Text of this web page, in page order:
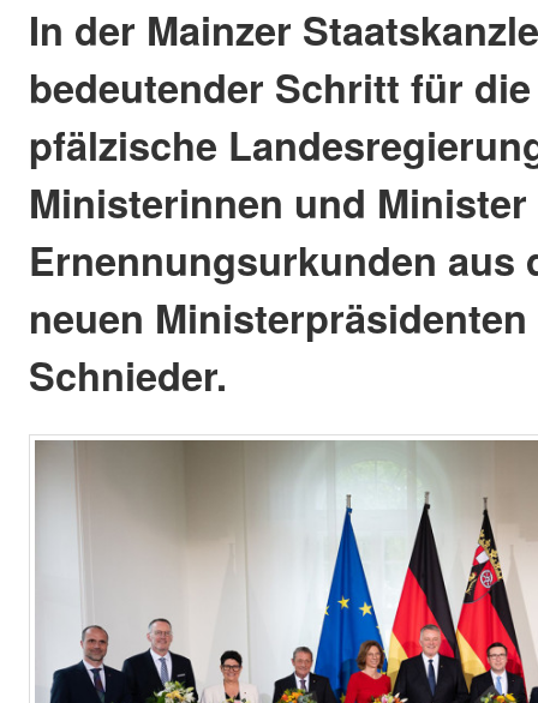
In der Mainzer
bedeutender Schritt für
pfälzische
Ministerinnen und
Ernennungsurkunden aus
neuen
Schnieder.